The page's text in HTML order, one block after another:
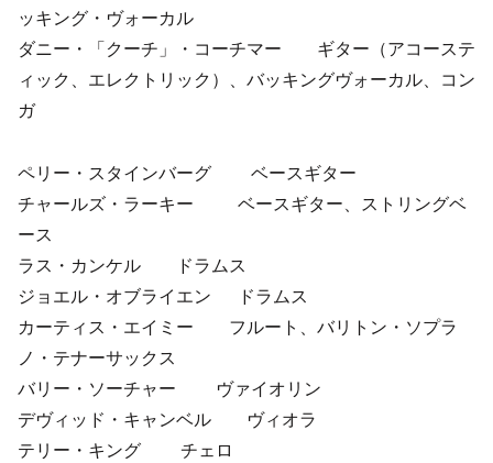
ッキング・ヴォーカル
ダニー・「クーチ」・コーチマー ギター（アコーステ
ィック、エレクトリック）、バッキングヴォーカル、コン
ガ
ペリー・スタインバーグ ベースギター
チャールズ・ラーキー ベースギター、ストリングベ
ース
ラス・カンケル ドラムス
ジョエル・オブライエン ドラムス
カーティス・エイミー フルート、バリトン・ソプラ
ノ・テナーサックス
バリー・ソーチャー ヴァイオリン
デヴィッド・キャンベル ヴィオラ
テリー・キング チェロ